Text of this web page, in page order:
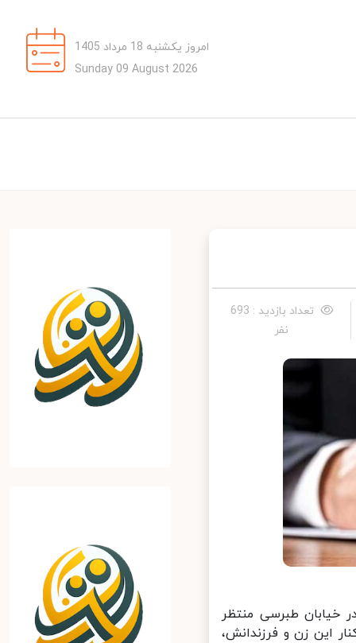
امروز یکشنبه 18 مرداد 1405
Sunday 09 August 2026
تعداد بازدید : 693
نفر
در خیابان طبرسی منتظر
این زن و فرزندانش،